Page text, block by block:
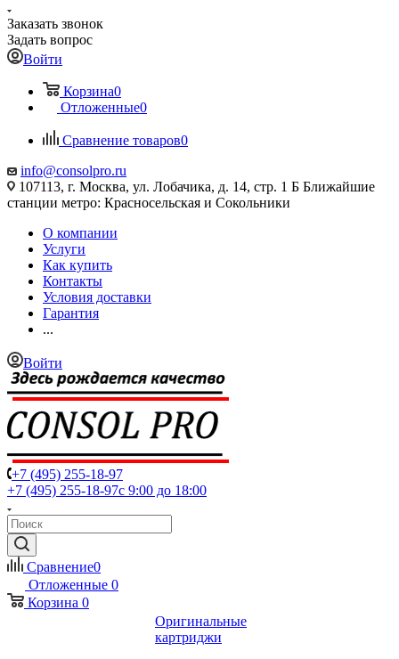
Заказать звонок
Задать вопрос
Войти
Корзина0
Отложенные0
Сравнение товаров0
info@consolpro.ru
107113, г. Москва, ул. Лобачика, д. 14, стр. 1 Б Ближайшие
станции метро: Красносельская и Сокольники
О компании
Услуги
Как купить
Контакты
Условия доставки
Гарантия
...
Войти
+7 (495) 255-18-97
+7 (495) 255-18-97с 9:00 до 18:00
Сравнение0
Отложенные 0
Корзина 0
Оригинальные
картриджи